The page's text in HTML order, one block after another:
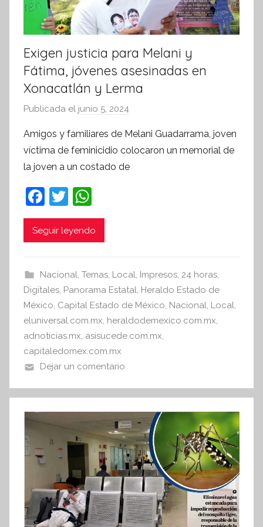
Exigen justicia para Melani y
Fátima, jóvenes asesinadas en
Xonacatlán y Lerma
Publicada el junio 5, 2024
r
S
í
I
n
f
o
r
i
v
a
Amigos y familiares de Melani Guadarrama, joven
víctima de feminicidio colocaron un memorial de
la joven a un costado de
F
a
c
b
o
o
k
T
w
itt
h
at
A
p
p
Seguir leyendo
Nacional, Temas, Local, Impresos, 24 horas,
Digitales, Panorama Estatal, Heraldo Estado de
México, Capital Estado de México, Nacional, Local,
eluniversal.com.mx, heraldodemexico.com.mx,
adnoticias.mx, asisucede.com.mx,
capitaledomex.com.mx
Dejar un comentario